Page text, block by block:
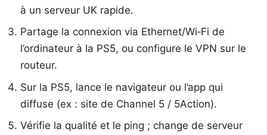
à un serveur UK rapide.
Partage la connexion via Ethernet/Wi‑Fi de
l’ordinateur à la PS5, ou configure le VPN sur le
routeur.
Sur la PS5, lance le navigateur ou l’app qui
diffuse (ex : site de Channel 5 / 5Action).
Vérifie la qualité et le ping ; change de serveur